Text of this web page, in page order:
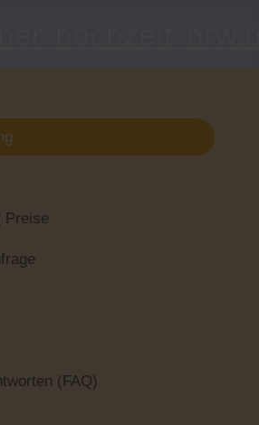
Preise
(FAQ)